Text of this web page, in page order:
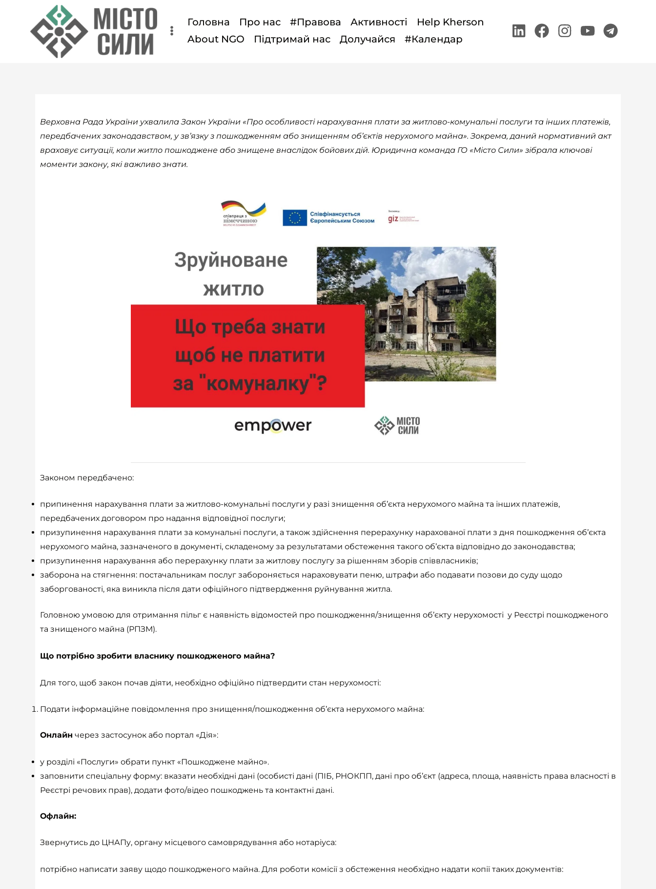
Linkedin
Facebook
Instagram
Youtube
Головна Про нас #Правова Активності
Help Kherson
About NGO
Підтримай нас Долучайся #Календар
Верховна Рада України ухвалила Закон України «Про особливості нарахування плати за житлово-комунальні послуги та інших платежів,
передбачених законодавством, у зв’язку з пошкодженням або знищенням об’єктів нерухомого майна». Зокрема, даний нормативний акт
враховує ситуації, коли житло пошкоджене або знищене внаслідок бойових дій. Юридична команда ГО «Місто Сили» зібрала ключові
моменти закону, які важливо знати.
Законом передбачено:
припинення нарахування плати за житлово-комунальні послуги у разі знищення об’єкта нерухомого майна та інших платежів,
передбачених договором про надання відповідної послуги;
призупинення нарахування плати за комунальні послуги, а також здійснення перерахунку нарахованої плати з дня пошкодження об’єкта
нерухомого майна, зазначеного в документі, складеному за результатами обстеження такого об’єкта відповідно до законодавства;
призупинення нарахування або перерахунку плати за житлову послугу за рішенням зборів співвласників;
заборона на стягнення: постачальникам послуг забороняється нараховувати пеню, штрафи або подавати позови до суду щодо
заборгованості, яка виникла після дати офіційного підтвердження руйнування житла.
Головною умовою для отримання пільг є наявність відомостей про пошкодження/знищення об’єкту нерухомості у Реєстрі пошкодженого
та знищеного майна (РПЗМ).
Що потрібно зробити власнику пошкодженого майна?
Для того, щоб закон почав діяти, необхідно офіційно підтвердити стан нерухомості:
Подати інформаційне повідомлення про знищення/пошкодження об’єкта нерухомого майна:
Онлайн через застосунок або портал «Дія»:
у розділі «Послуги» обрати пункт «Пошкоджене майно».
заповнити спеціальну форму: вказати необхідні дані (особисті дані (ПІБ, РНОКПП, дані про об’єкт (адреса, площа, наявність права власності в
Реєстрі речових прав), додати фото/відео пошкоджень та контактні дані.
Офлайн:
Звернутись до ЦНАПу, органу місцевого самоврядування або нотаріуса:
потрібно написати заяву щодо пошкодженого майна. Для роботи комісії з обстеження необхідно надати копії таких документів: